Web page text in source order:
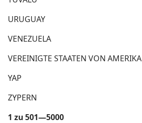
URUGUAY
VENEZUELA
VEREINIGTE STAATEN VON AMERIKA
YAP
ZYPERN
1 zu 501—5000